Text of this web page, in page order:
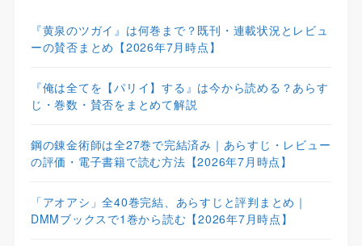
『黄泉のツガイ』は何巻まで？既刊・連載状況とレビュ
ーの賛否まとめ【2026年7月時点】
『俺は全てを【パリイ】する』は今から読める？あらす
じ・巻数・賛否をまとめて解説
鋼の錬金術師は全27巻で完結済み｜あらすじ・レビュー
の評価・電子書籍で読む方法【2026年7月時点】
「アオアシ」全40巻完結、あらすじと評判まとめ｜
DMMブックスで1巻から読む【2026年7月時点】